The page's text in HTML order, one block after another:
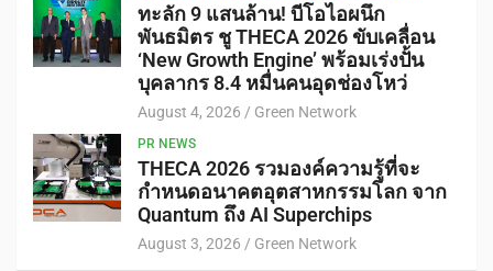
ทะลัก 9 แสนล้าน! บีโอไอผนึก
พันธมิตร ชู THECA 2026 ขับเคลื่อน
‘New Growth Engine’ พร้อมเร่งปั้น
บุคลากร 8.4 หมื่นคนอุดช่องโหว่
August 4, 2026 Green Network
PR NEWS
THECA 2026 รวมองค์ความรู้ที่จะ
กำหนดอนาคตอุตสาหกรรมโลก จาก
Quantum ถึง AI Superchips
August 3, 2026 Green Network